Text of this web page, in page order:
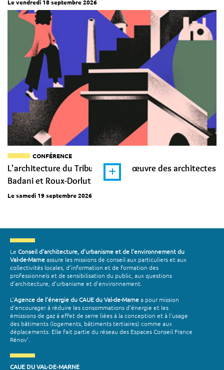
Le vendredi 18 septembre 2026
CONFÉRENCE
L'architecture du Tribunal dans l'œuvre des architectes
Badani et Roux-Dorlut
Le samedi 19 septembre 2026
Le Conseil d’architecture, d’urbanisme et de l’environnement du
Val-de-Marneassure les missions de conseil aux particuliers et aux
collectivités locales, d’information et de formation des
professionnels et de sensibilisation du public, aux questions
d’architecture, d’urbanisme et d’environnement.
L’Agence de l’énergie du CAUE du Val-de-Marnea pour mission
d’encourager à réduire les consommations d’énergie et les
émissions de gaz à effet de serre liées à la conception et à l’usage
des bâtiments (logements, bâtiments tertiaires) comme aux
déplacements. Elle fait partie du réseau des Espaces Conseil France
Rénov'.
CAUE DU VAL-DE-MARNE